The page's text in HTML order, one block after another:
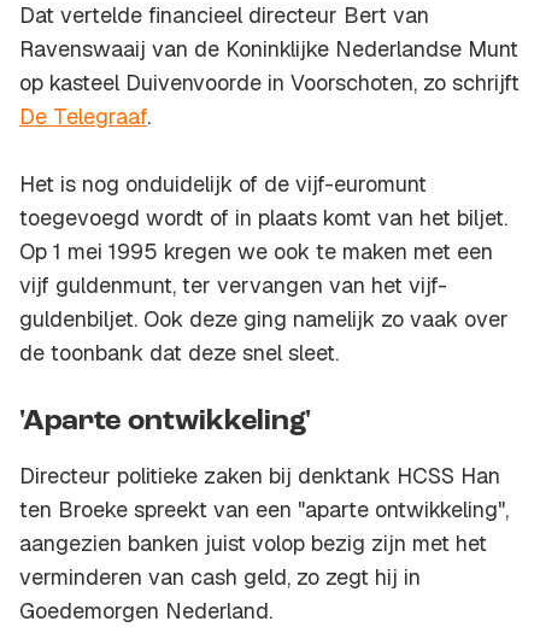
Dat vertelde financieel directeur Bert van
Ravenswaaij van de Koninklijke Nederlandse Munt
op kasteel Duivenvoorde in Voorschoten, zo schrijft
De Telegraaf.
Het is nog onduidelijk of de vijf-euromunt
toegevoegd wordt of in plaats komt van het biljet.
Op 1 mei 1995 kregen we ook te maken met een
vijf guldenmunt, ter vervangen van het vijf-
guldenbiljet. Ook deze ging namelijk zo vaak over
de toonbank dat deze snel sleet.
'Aparte ontwikkeling'
Directeur politieke zaken bij denktank HCSS Han
ten Broeke spreekt van een "aparte ontwikkeling",
aangezien banken juist volop bezig zijn met het
verminderen van cash geld, zo zegt hij in
Goedemorgen Nederland.